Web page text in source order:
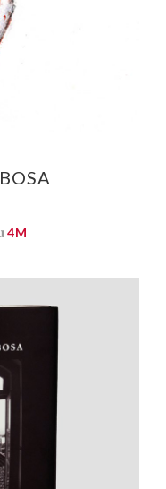
4M